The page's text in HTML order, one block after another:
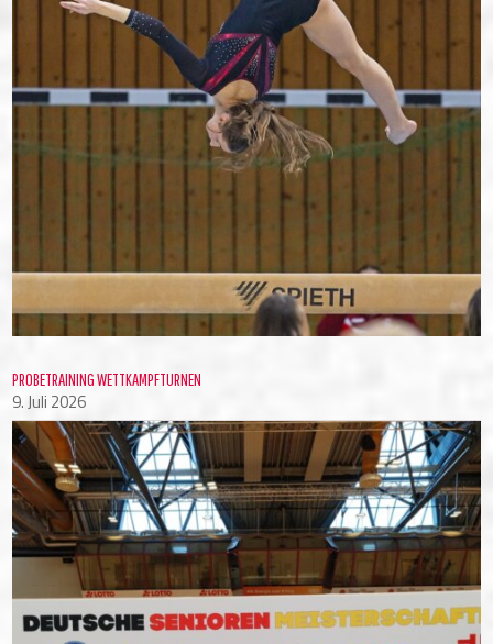
PROBETRAINING WETTKAMPFTURNEN
9. Juli 2026